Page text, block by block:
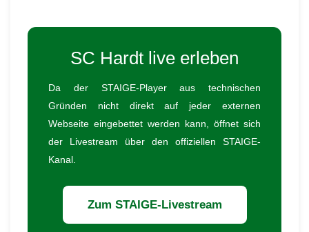
SC Hardt live erleben
Da der STAIGE-Player aus technischen
Gründen nicht direkt auf jeder externen
Webseite eingebettet werden kann, öffnet sich
der Livestream über den offiziellen STAIGE-
Kanal.
Zum STAIGE-Livestream